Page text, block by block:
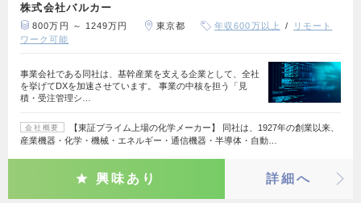
株式会社バルカー
800万円 ～ 1249万円 東京都 年収600万以上
リモート
ワーク可能
事業会社である同社は、基幹産業を支える企業として、全社
を挙げてDXを加速させています。 事業の中核を担う「見
積・受注管理シ…
会社概要
【東証プライム上場の化学メーカー】 同社は、1927年の創業以来、
産業機器・化学・機械・エネルギー・通信機器・半導体・自動…
興味あり 詳細へ